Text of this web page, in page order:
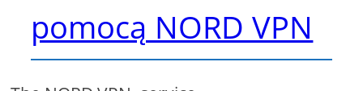
pomocą NORD VPN